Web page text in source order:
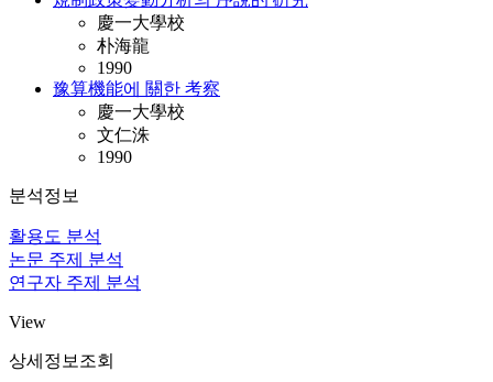
慶一大學校
朴海龍
1990
豫算機能에 關한 考察
慶一大學校
文仁洙
1990
분석정보
활용도 분석
논문 주제 분석
연구자 주제 분석
View
상세정보조회